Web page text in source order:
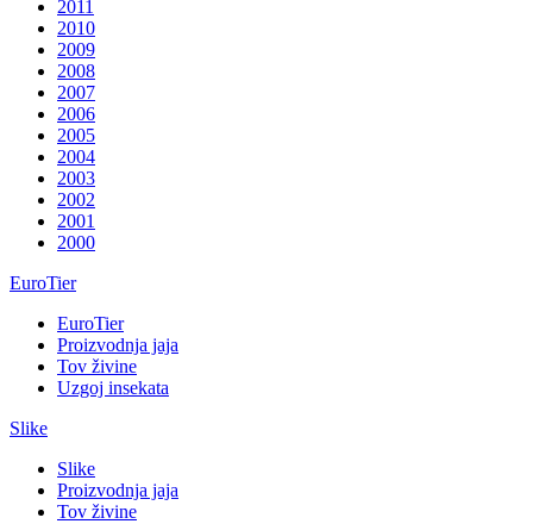
2011
2010
2009
2008
2007
2006
2005
2004
2003
2002
2001
2000
EuroTier
EuroTier
Proizvodnja jaja
Tov živine
Uzgoj insekata
Slike
Slike
Proizvodnja jaja
Tov živine